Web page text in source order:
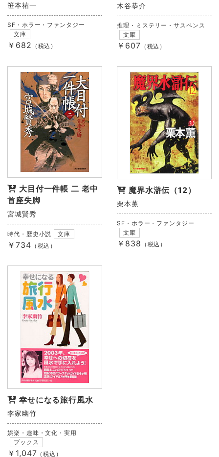
笹本祐一
SF・ホラー・ファンタジー
文庫
￥682 （税込）
木谷恭介
推理・ミステリー・サスペンス
文庫
￥607 （税込）
大目付一件帳 二 老中
首座失脚
宮城賢秀
時代・歴史小説 文庫
￥734 （税込）
魔界水滸伝（12）
栗本薫
SF・ホラー・ファンタジー
文庫
￥838 （税込）
幸せになる旅行風水
李家幽竹
娯楽・趣味・文化・実用
ブックス
￥1,047 （税込）